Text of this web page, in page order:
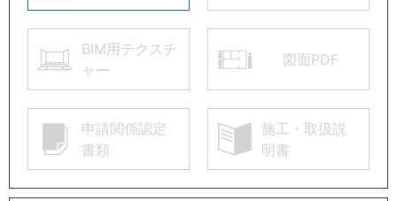
BIM用テクスチ
ャー
図面PDF
申請関係認定
書類
施工・取扱説
明書